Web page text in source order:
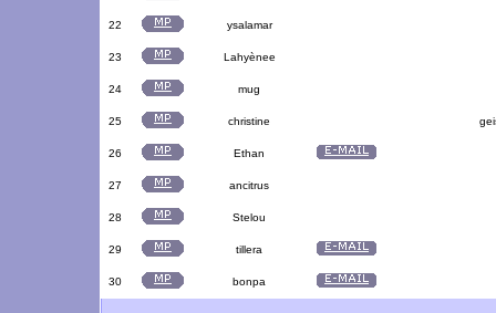
22 ysalamar
23 Lahyènee
24 mug
25 christine
26 Ethan
27 ancitrus
28 Stelou
29 tillera
30 bonpa